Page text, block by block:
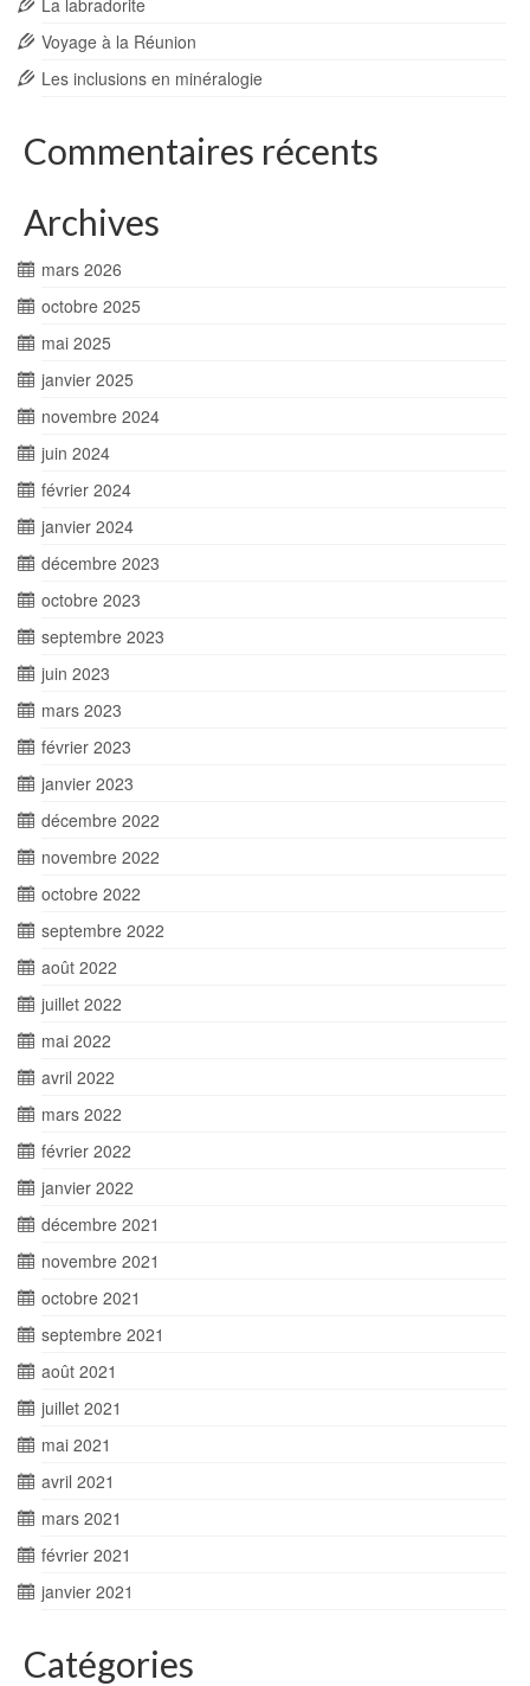
La labradorite
Voyage à la Réunion
Les inclusions en minéralogie
Commentaires récents
Archives
mars 2026
octobre 2025
mai 2025
janvier 2025
novembre 2024
juin 2024
février 2024
janvier 2024
décembre 2023
octobre 2023
septembre 2023
juin 2023
mars 2023
février 2023
janvier 2023
décembre 2022
novembre 2022
octobre 2022
septembre 2022
août 2022
juillet 2022
mai 2022
avril 2022
mars 2022
février 2022
janvier 2022
décembre 2021
novembre 2021
octobre 2021
septembre 2021
août 2021
juillet 2021
mai 2021
avril 2021
mars 2021
février 2021
janvier 2021
Catégories